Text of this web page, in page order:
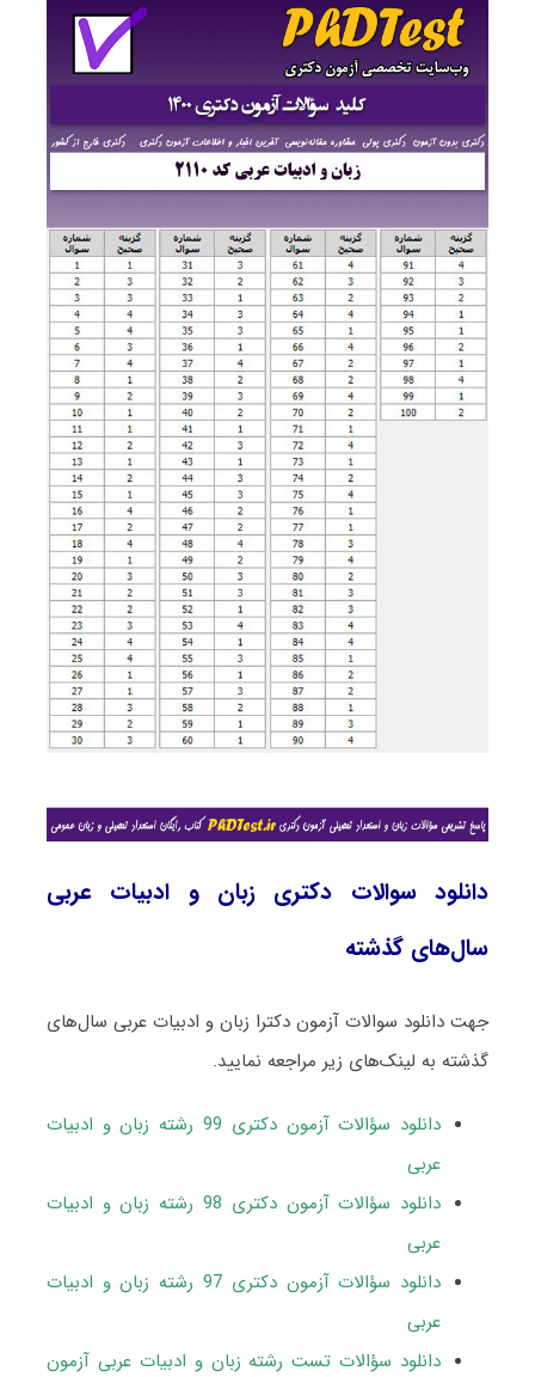
دانلود سوالات دکتری زبان و ادبیات عربی
سال‌های گذشته
جهت دانلود سوالات آزمون دکترا زبان و ادبیات عربی سال‌های
گذشته به لینک‌های زیر مراجعه نمایید.
دانلود سؤالات آزمون دکتری 99 رشته زبان و ادبیات
عربی
دانلود سؤالات آزمون دکتری 98 رشته زبان و ادبیات
عربی
دانلود سؤالات آزمون دکتری 97 رشته زبان و ادبیات
عربی
دانلود سؤالات تست رشته زبان و ادبیات عربی آزمون